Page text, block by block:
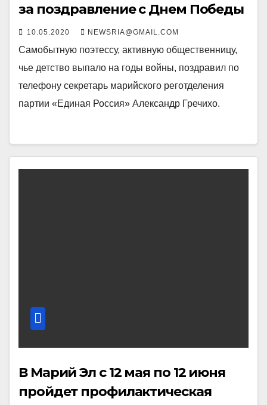
за поздравление с Днем Победы
10.05.2020 NEWSRIA@GMAIL.COM
Самобытную поэтессу, активную общественницу,
чье детство выпало на годы войны, поздравил по
телефону секретарь марийского реготделения
партии «Единая Россия» Александр Гречихо.
В Марий Эл с 12 мая по 12 июня
пройдет профилактическая